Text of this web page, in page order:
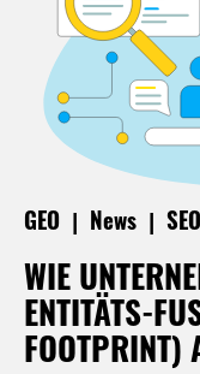
GEO News SEO
WIE
ENTITÄTS-
OOTPRINT)